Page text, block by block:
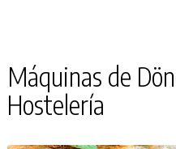
Máquinas de
Hostelería